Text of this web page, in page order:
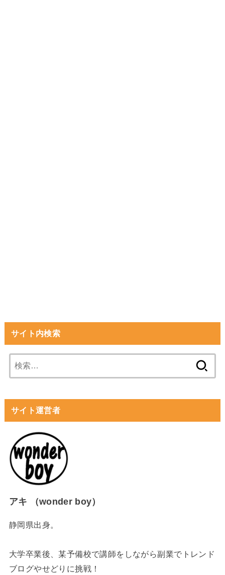
サイト内検索
索:
サイト運営者
アキ （wonder boy）
静岡県出身。
大学卒業後、某予備校で講師をしながら副業でトレンド
ブログやせどりに挑戦！